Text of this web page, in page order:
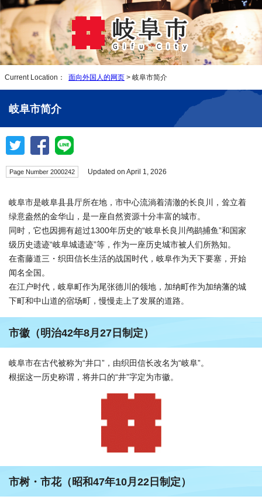
Current Location： 面向外国人的网页 > 岐阜市简介
岐阜市简介
Page Number 2000242 Updated on April 1, 2026
岐阜市是岐阜县县厅所在地，市中心流淌着清澈的长良川，耸立着
绿意盎然的金华山，是一座自然资源十分丰富的城市。
同时，它也因拥有超过1300年历史的“岐阜长良川鸬鹚捕鱼”和国家
级历史遗迹“岐阜城遗迹”等，作为一座历史城市被人们所熟知。
在斋藤道三・织田信长生活的战国时代，岐阜作为天下要塞，开始
闻名全国。
在江户时代，岐阜町作为尾张德川的领地，加纳町作为加纳藩的城
下町和中山道的宿场町，慢慢走上了发展的道路。
市徽（明治42年8月27日制定）
岐阜市在古代被称为“井口”，由织田信长改名为“岐阜”。
根据这一历史称谓，将井口的“井”字定为市徽。
市树・市花（昭和47年10月22日制定）